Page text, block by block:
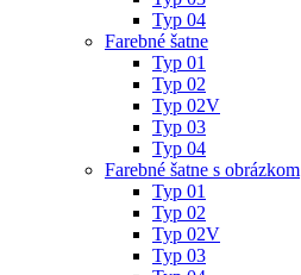
Typ 04
Farebné šatne
Typ 01
Typ 02
Typ 02V
Typ 03
Typ 04
Farebné šatne s obrázkom
Typ 01
Typ 02
Typ 02V
Typ 03